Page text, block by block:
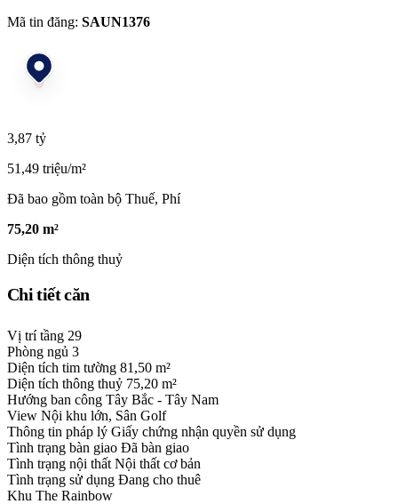
Mã tin đăng: SAUN1376
3,87 tỷ
51,49 triệu/m²
Đã bao gồm toàn bộ Thuế, Phí
75,20 m²
Diện tích thông thuỷ
Chi tiết căn
Vị trí tầng 29
Phòng ngủ 3
Diện tích tim tường 81,50 m²
Diện tích thông thuỷ 75,20 m²
Hướng ban công Tây Bắc - Tây Nam
View Nội khu lớn, Sân Golf
Thông tin pháp lý Giấy chứng nhận quyền sử dụng
Tình trạng bàn giao Đã bàn giao
Tình trạng nội thất Nội thất cơ bản
Tình trạng sử dụng Đang cho thuê
Khu The Rainbow